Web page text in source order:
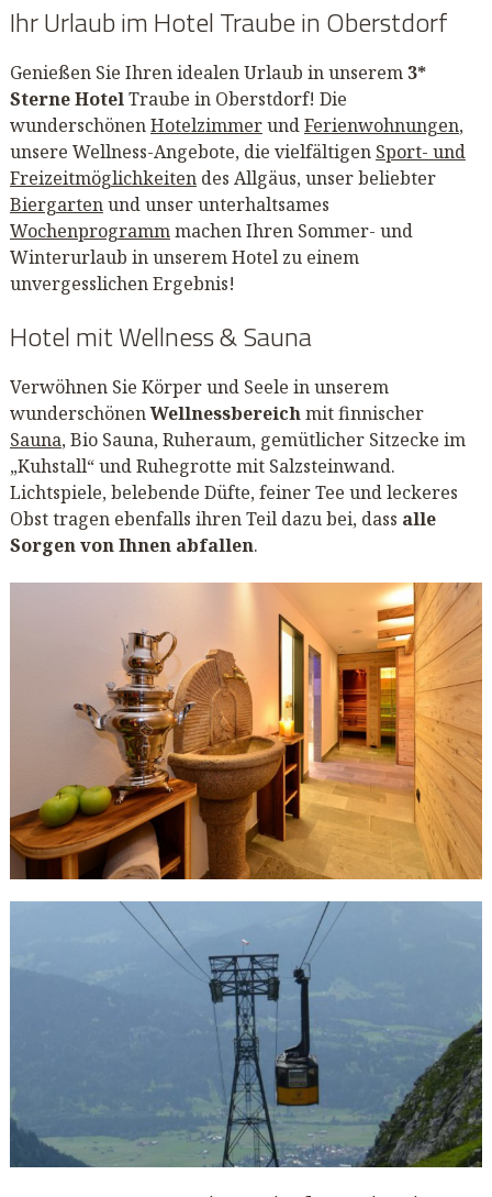
Ihr Urlaub im Hotel Traube in Oberstdorf
Genießen Sie Ihren idealen Urlaub in unserem 3*
Sterne HotelTraube in Oberstdorf! Die
wunderschönenHotelzimmerundFerienwohnungen,
unsere Wellness-Angebote, die vielfältigen Sport- und
Freizeitmöglichkeitendes Allgäus, unser beliebter
Biergartenund unser unterhaltsames
Wochenprogrammmachen Ihren Sommer- und
Winterurlaub in unserem Hotel zu einem
unvergesslichen Ergebnis!
Hotel mit Wellness & Sauna
Verwöhnen Sie Körper und Seele in unserem
wunderschönenWellnessbereichmit finnischer
Sauna, Bio Sauna, Ruheraum, gemütlicher Sitzecke im
„Kuhstall“ und Ruhegrotte mit Salzsteinwand.
Lichtspiele, belebende Düfte, feiner Tee und leckeres
Obst tragen ebenfalls ihren Teil dazu bei, dass alle
Sorgen von Ihnen abfallen.